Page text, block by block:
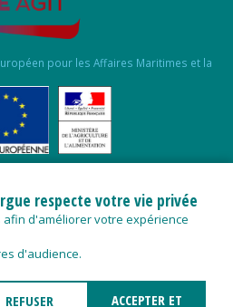
pour les Affaires Maritimes et la
respecte votre vie privée
d'améliorer votre expérience
d'audience.
REFUSER ACCEPTER ET